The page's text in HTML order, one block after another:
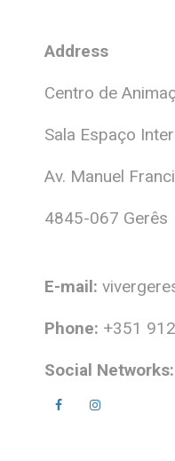
Address
Centro de
Sala Espaço
Av. Manuel
4845-067 Gerês
E-mail:
Phone: +351
Social Networks: